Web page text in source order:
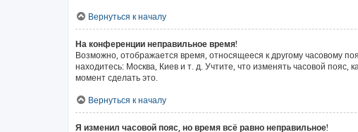
Вернуться к началу
На конференции неправильное время!
Возможно, отображается время, относящееся к другому часовому
находитесь: Москва, Киев и т. д. Учтите, что изменять часовой пояс,
момент сделать это.
Вернуться к началу
Я изменил часовой пояс, но время всё равно неправильное!